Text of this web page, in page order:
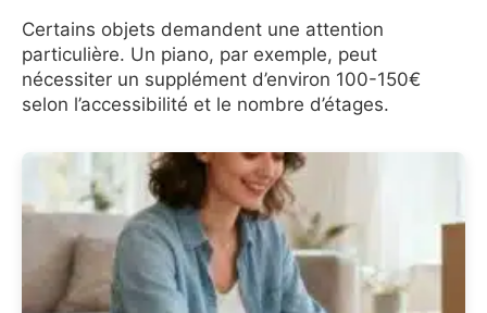
Certains objets demandent une attention
particulière. Un piano, par exemple, peut
nécessiter un supplément d’environ 100-150€
selon l’accessibilité et le nombre d’étages.